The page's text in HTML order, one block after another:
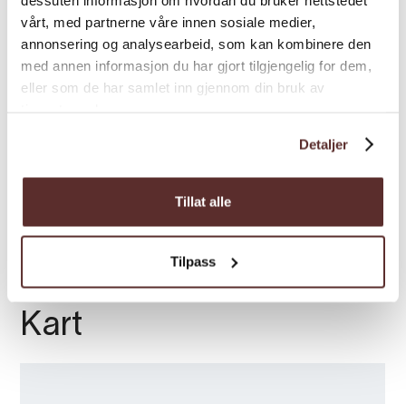
vårt, med partnerne våre innen sosiale medier,
annonsering og analysearbeid, som kan kombinere den
med annen informasjon du har gjort tilgjengelig for dem,
eller som de har samlet inn gjennom din bruk av
Detaljer
Tillat alle
Tilpass
Gradering
Varighet
Kart